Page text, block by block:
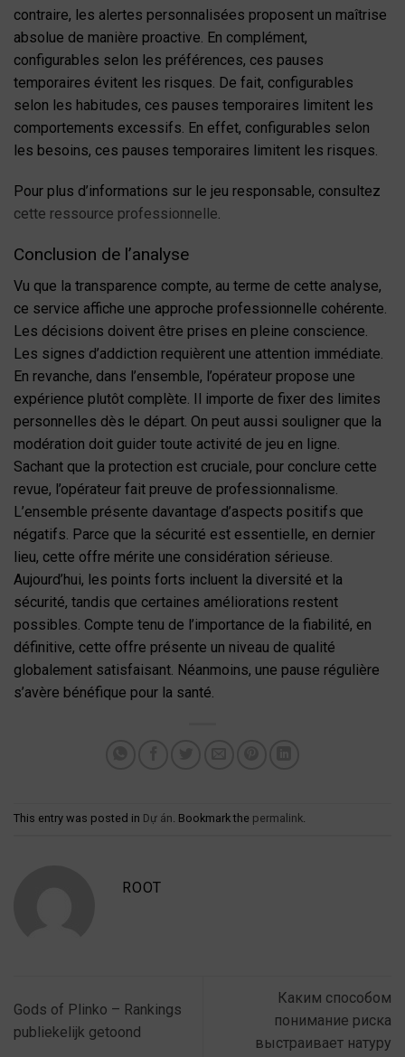
contraire, les alertes personnalisées proposent un maîtrise
absolue de manière proactive. En complément,
configurables selon les préférences, ces pauses
temporaires évitent les risques. De fait, configurables
selon les habitudes, ces pauses temporaires limitent les
comportements excessifs. En effet, configurables selon
les besoins, ces pauses temporaires limitent les risques.
Pour plus d’informations sur le jeu responsable, consultez
cette ressource professionnelle.
Conclusion de l’analyse
Vu que la transparence compte, au terme de cette analyse,
ce service affiche une approche professionnelle cohérente.
Les décisions doivent être prises en pleine conscience.
Les signes d’addiction requièrent une attention immédiate.
En revanche, dans l’ensemble, l’opérateur propose une
expérience plutôt complète. Il importe de fixer des limites
personnelles dès le départ. On peut aussi souligner que la
modération doit guider toute activité de jeu en ligne.
Sachant que la protection est cruciale, pour conclure cette
revue, l’opérateur fait preuve de professionnalisme.
L’ensemble présente davantage d’aspects positifs que
négatifs. Parce que la sécurité est essentielle, en dernier
lieu, cette offre mérite une considération sérieuse.
Aujourd’hui, les points forts incluent la diversité et la
sécurité, tandis que certaines améliorations restent
possibles. Compte tenu de l’importance de la fiabilité, en
définitive, cette offre présente un niveau de qualité
globalement satisfaisant. Néanmoins, une pause régulière
s’avère bénéfique pour la santé.
This entry was posted in Dự án. Bookmark the permalink.
ROOT
Gods of Plinko – Rankings
publiekelijk getoond
Каким способом
понимание риска
выстраивает натуру